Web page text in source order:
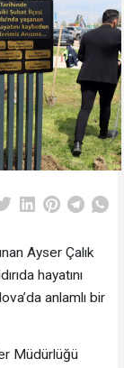
Ayser Çalık
hayatını
anlamlı bir
Müdürlüğü